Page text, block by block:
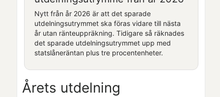
Nytt från år 2026 är att det sparade
utdelningsutrymmet ska föras vidare till nästa
år utan ränteuppräkning. Tidigare så räknades
det sparade utdelningsutrymmet upp med
statslåneräntan plus tre procentenheter.
Årets utdelning